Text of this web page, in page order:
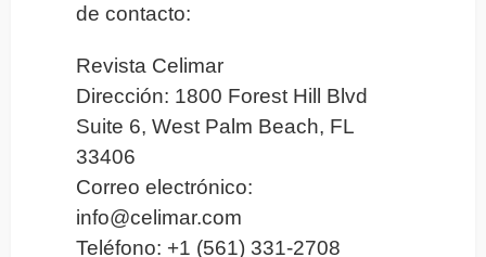
de contacto:
Revista Celimar
Dirección: 1800 Forest Hill Blvd
Suite 6, West Palm Beach, FL
33406
Correo electrónico:
info@celimar.com
Teléfono: +1 (561) 331-2708